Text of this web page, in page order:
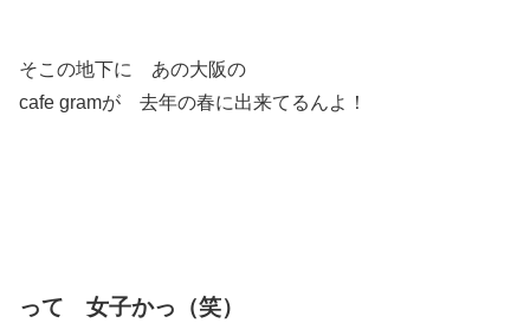
そこの地下に あの大阪の
cafe gramが 去年の春に出来てるんよ！
って 女子かっ（笑）